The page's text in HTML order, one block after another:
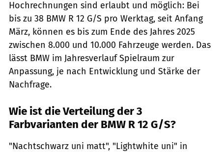
Hochrechnungen sind erlaubt und möglich: Bei
bis zu 38 BMW R 12 G/S pro Werktag, seit Anfang
März, können es bis zum Ende des Jahres 2025
zwischen 8.000 und 10.000 Fahrzeuge werden. Das
lässt BMW im Jahresverlauf Spielraum zur
Anpassung, je nach Entwicklung und Stärke der
Nachfrage.
Wie ist die Verteilung der 3
Farbvarianten der BMW R 12 G/S?
"Nachtschwarz uni matt", "Lightwhite uni" in